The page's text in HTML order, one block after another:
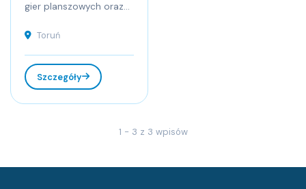
gier planszowych oraz...
Toruń
Szczegóły
1 - 3 z 3 wpisów